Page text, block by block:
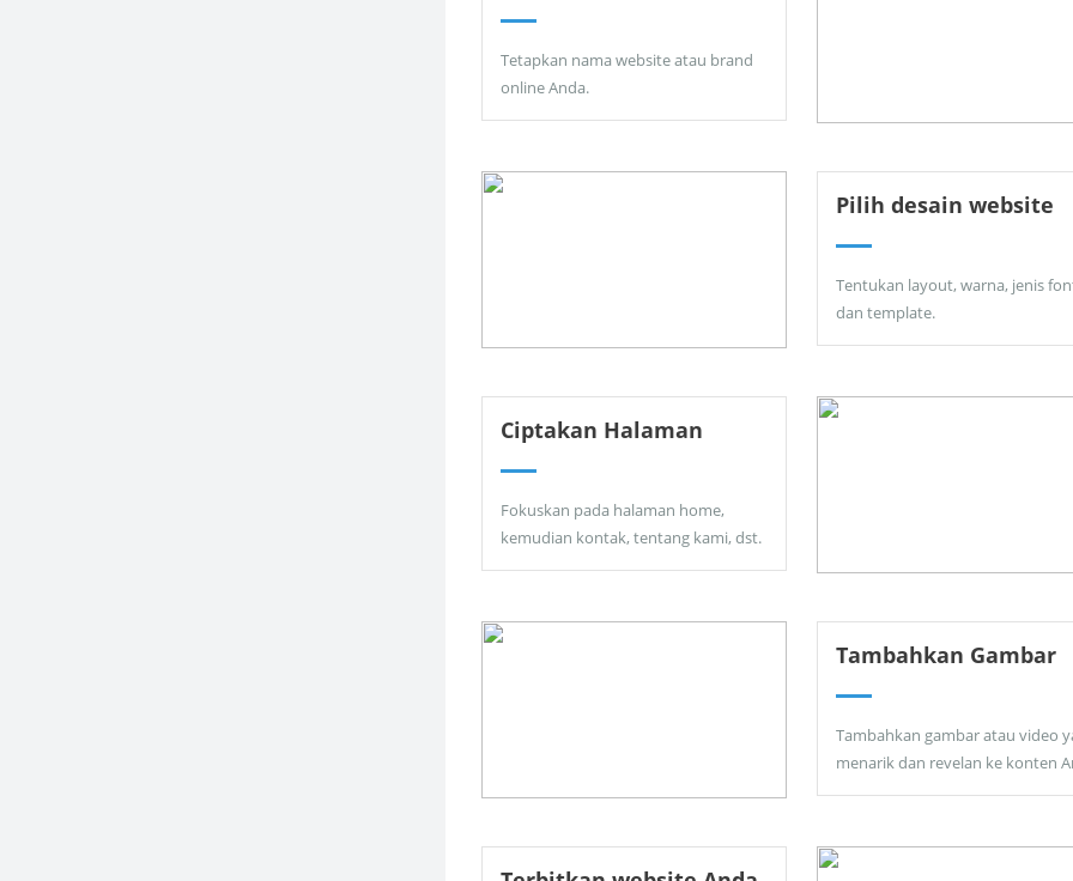
Tetapkan nama website atau brand
online Anda.
Pilih desain website
Tentukan layout, warna, jenis
dan template.
Ciptakan Halaman
Fokuskan pada halaman home,
kemudian kontak, tentang kami, dst.
Tambahkan Gambar
Tambahkan gambar atau video
menarik dan revelan ke konten